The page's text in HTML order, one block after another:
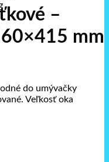
–
mm
do umývačky
Veľkosť oka